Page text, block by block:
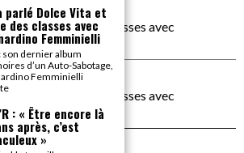
à l'o tiededans
Vita et lutte des classes avec
dans
Vita et lutte des classes avec
parlé Dolce Vita et
des classes avec
Femminielli
son dernier album
d’un Auto-Sabotage,
Femminielli
: « Être encore là
après, c’est
»